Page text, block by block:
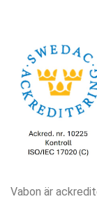
Vabon är